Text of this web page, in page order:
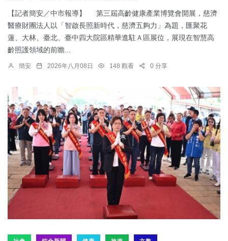
【記者簡安／中市報導】 第三屆高齡健康產業博覽會開展，慈濟
醫療財團法人以「智啟長照新時代，慈濟五夠力」為題，匯聚花
蓮、大林、臺北、臺中四大院區精華進駐Ａ區展位，展現在智慧高
齡照護領域的前瞻...
簡安 2026年八月08日 148 觀看 0 分享